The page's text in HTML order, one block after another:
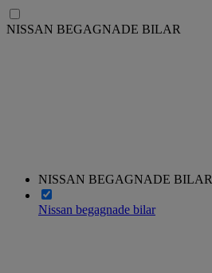
NISSAN BEGAGNADE BILAR
NISSAN BEGAGNADE BILAR
Nissan begagnade bilar